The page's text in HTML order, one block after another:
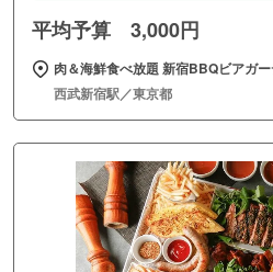
平均予算 3,000円
肉＆海鮮食べ放題 新宿BBQビアガ
西武新宿駅／東京都